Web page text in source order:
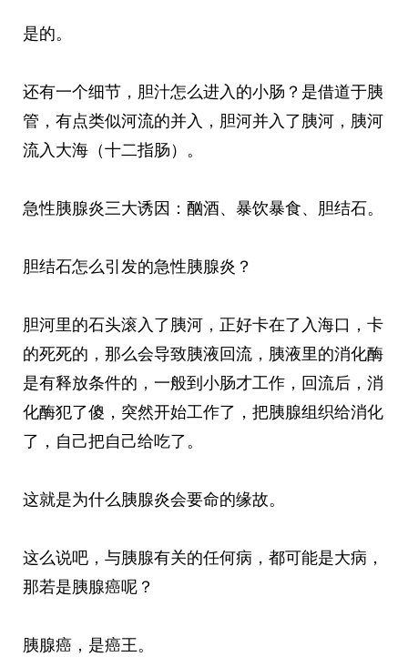
是的。
还有一个细节，胆汁怎么进入的小肠？是借道于胰
管，有点类似河流的并入，胆河并入了胰河，胰河
流入大海（十二指肠）。
急性胰腺炎三大诱因：酗酒、暴饮暴食、胆结石。
胆结石怎么引发的急性胰腺炎？
胆河里的石头滚入了胰河，正好卡在了入海口，卡
的死死的，那么会导致胰液回流，胰液里的消化酶
是有释放条件的，一般到小肠才工作，回流后，消
化酶犯了傻，突然开始工作了，把胰腺组织给消化
了，自己把自己给吃了。
这就是为什么胰腺炎会要命的缘故。
这么说吧，与胰腺有关的任何病，都可能是大病，
那若是胰腺癌呢？
胰腺癌，是癌王。